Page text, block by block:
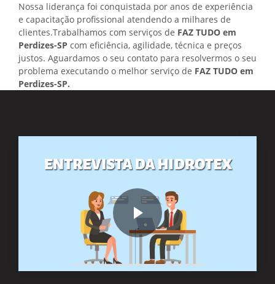
Nossa liderança foi conquistada por anos de experiência
e capacitação profissional atendendo a milhares de
clientes.Trabalhamos com serviços de FAZ TUDO em
Perdizes-SP com eficiência, agilidade, técnica e preços
justos. Aguardamos o seu contato para resolvermos o seu
problema executando o melhor serviço de FAZ TUDO em
Perdizes-SP.